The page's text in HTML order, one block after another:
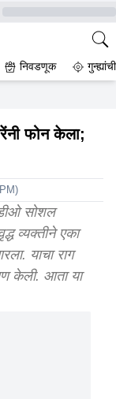
निवडणूक
called
फोन केला;
)
सोशल
व्यक्तीने एका
याचा राग
केली. आता या